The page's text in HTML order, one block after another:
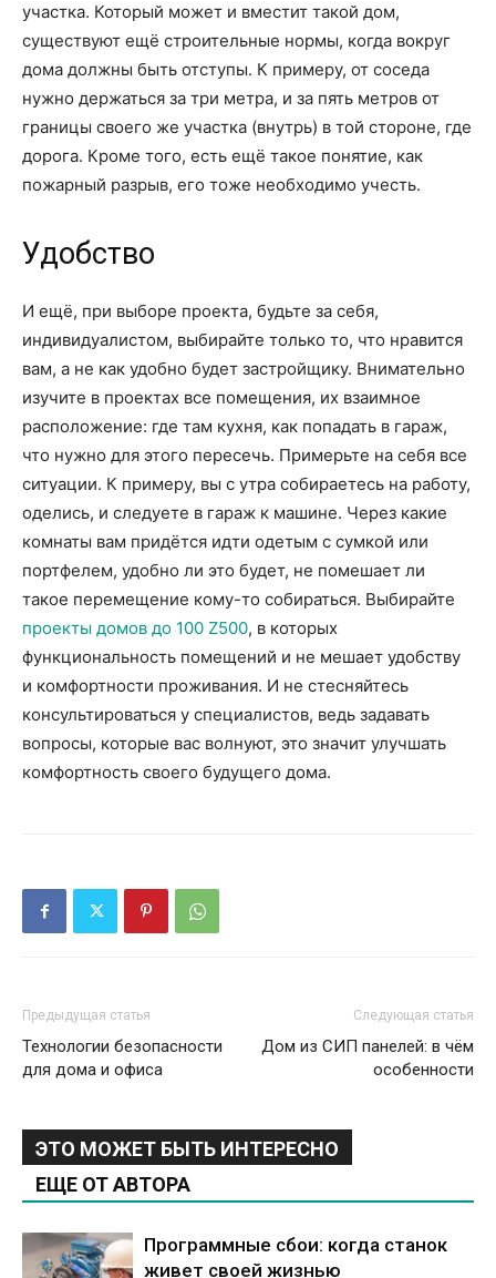
участка. Который может и вместит такой дом,
существуют ещё строительные нормы, когда вокруг
дома должны быть отступы. К примеру, от соседа
нужно держаться за три метра, и за пять метров от
границы своего же участка (внутрь) в той стороне, где
дорога. Кроме того, есть ещё такое понятие, как
пожарный разрыв, его тоже необходимо учесть.
Удобство
И ещё, при выборе проекта, будьте за себя,
индивидуалистом, выбирайте только то, что нравится
вам, а не как удобно будет застройщику. Внимательно
изучите в проектах все помещения, их взаимное
расположение: где там кухня, как попадать в гараж,
что нужно для этого пересечь. Примерьте на себя все
ситуации. К примеру, вы с утра собираетесь на работу,
оделись, и следуете в гараж к машине. Через какие
комнаты вам придётся идти одетым с сумкой или
портфелем, удобно ли это будет, не помешает ли
такое перемещение кому-то собираться. Выбирайте
проекты домов до 100 Z500, в которых
функциональность помещений и не мешает удобству
и комфортности проживания. И не стесняйтесь
консультироваться у специалистов, ведь задавать
вопросы, которые вас волнуют, это значит улучшать
комфортность своего будущего дома.
Предыдущая статья
Технологии безопасности
для дома и офиса
Следующая статья
Дом из СИП панелей: в чём
особенности
ЭТО МОЖЕТ БЫТЬ ИНТЕРЕСНО
ЕЩЕ ОТ АВТОРА
Программные сбои: когда станок
живет своей жизнью